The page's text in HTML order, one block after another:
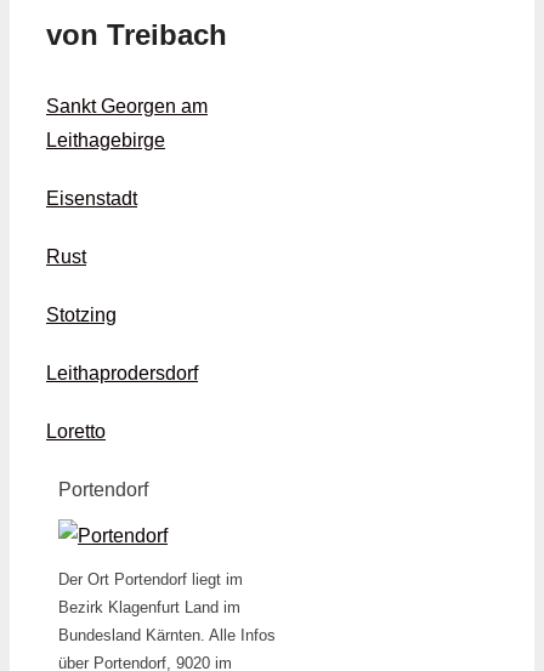
von Treibach
Sankt Georgen am
Leithagebirge
Eisenstadt
Rust
Stotzing
Leithaprodersdorf
Loretto
Portendorf
Der Ort Portendorf liegt im
Bezirk Klagenfurt Land im
Bundesland Kärnten. Alle Infos
über Portendorf, 9020 im